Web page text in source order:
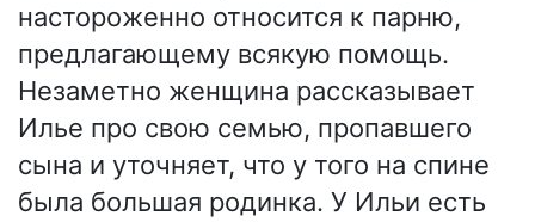
настороженно относится к парню,
предлагающему всякую помощь.
Незаметно женщина рассказывает
Илье про свою семью, пропавшего
сына и уточняет, что у того на спине
была большая родинка. У Ильи есть